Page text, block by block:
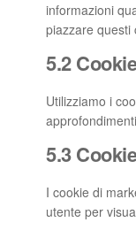
informazioni
piazzare questi
5.2
Utilizziamo i
5.3
I cookie di
utente per